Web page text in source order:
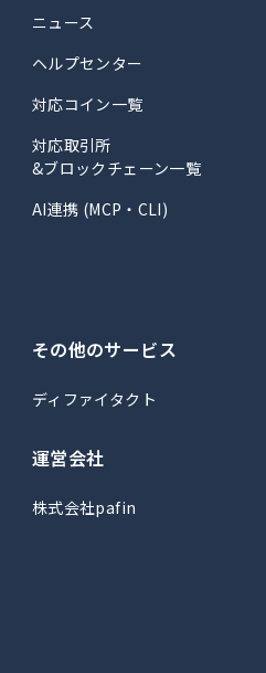
ニュース
ヘルプセンター
対応コイン一覧
対応取引所
&ブロックチェーン一覧
AI連携 (MCP・CLI)
その他のサービス
ディファイタクト
運営会社
株式会社pafin